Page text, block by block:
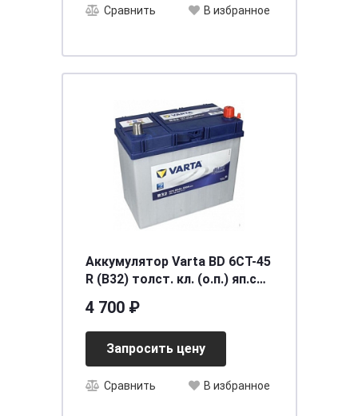
Сравнить В избранное
Аккумулятор Varta BD 6CT-45
R (B32) толст. кл. (о.п.) яп.ст.
4 700 ₽
Запросить цену
Сравнить В избранное